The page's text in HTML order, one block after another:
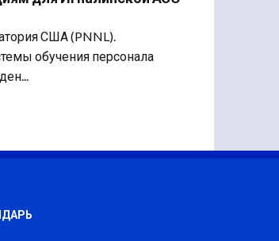
США (PNNL).
обучения персонала